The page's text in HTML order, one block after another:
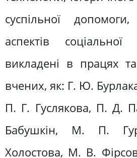
суспільної
аспектів
викладені в працях
вчених, як: Г. Ю.
П. Г. Гуслякова, П. Д.
Бабушкін, М. П.
Холостова, М. В.